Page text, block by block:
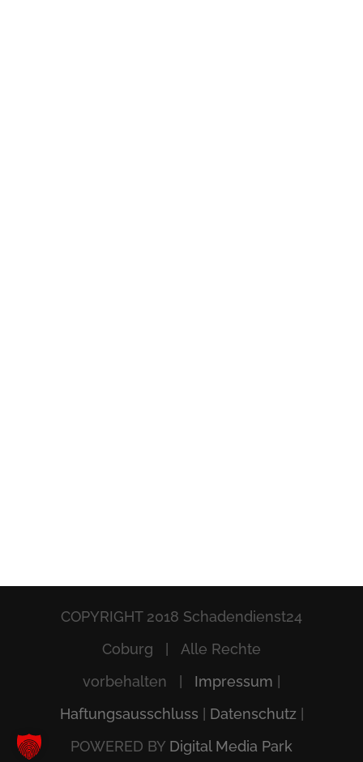
COPYRIGHT 2018 Schadendienst24
Coburg | Alle Rechte
vorbehalten | Impressum
Haftungsausschluss
Datenschutz|
POWERED BY Digital Media Park